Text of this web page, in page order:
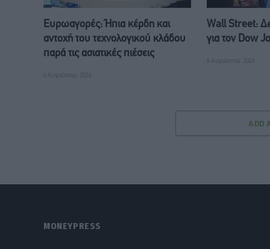
Ευρωαγορές: Ήπια κέρδη και
αντοχή του τεχνολογικού κλάδου
παρά τις ασιατικές πιέσεις
6 Αυγούστου, 2026
Wall Street:
για τον Dow
6 Αυγούστου, 2026
ADD
MONEYPRESS